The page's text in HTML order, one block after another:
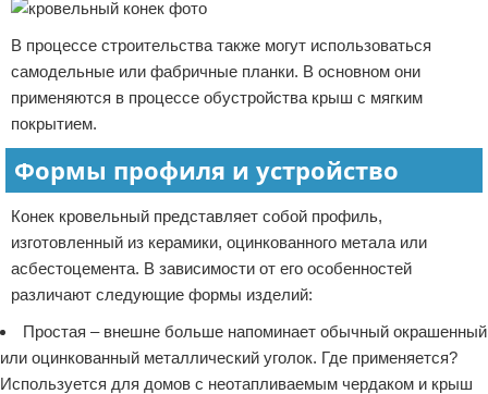
В процессе строительства также могут использоваться
самодельные или фабричные планки. В основном они
применяются в процессе обустройства крыш с мягким
покрытием.
Формы профиля и устройство
Конек кровельный представляет собой профиль,
изготовленный из керамики, оцинкованного метала или
асбестоцемента. В зависимости от его особенностей
различают следующие формы изделий:
Простая – внешне больше напоминает обычный окрашенный
или оцинкованный металлический уголок. Где применяется?
Используется для домов с неотапливаемым чердаком и крыш